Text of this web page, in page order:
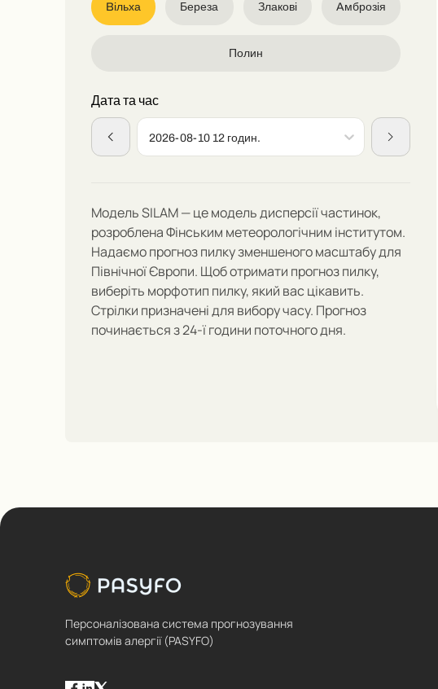
Bільха Береза Злакові Aмброзія
Полин
Дата та час
2026-08-10 12 годин.
Модель SILAM — це модель дисперсії частинок,
розроблена Фінським метеорологічним інститутом.
Надаємопрогноз пилку зменшеного масштабудля
Північної Європи. Щоб отримати прогноз пилку,
виберіть морфотип пилку, який вас цікавить.
Стрілки призначені для вибору часу. Прогноз
починається з 24-ї години поточного дня.
Персоналізована система прогнозування
симптомів алергії (PASYFO)